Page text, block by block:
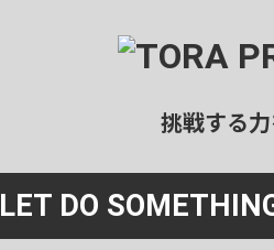
プログラミングスクール
（社会人向け）
民泊運用
清掃
挑戦する
LET DO